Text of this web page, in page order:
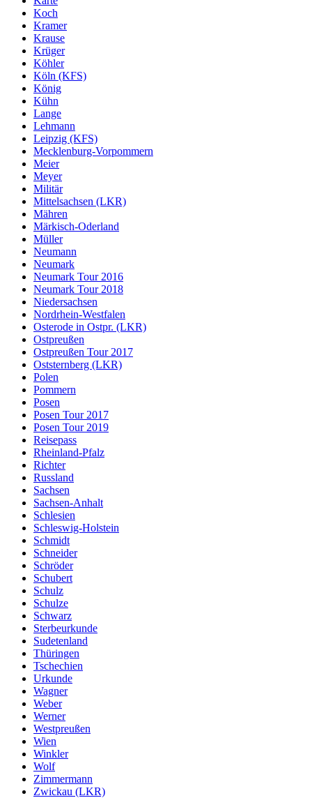
Koch
Kramer
Krause
Krüger
Köhler
Köln (KFS)
König
Kühn
Lange
Lehmann
Leipzig (KFS)
Mecklenburg-Vorpommern
Meier
Meyer
Militär
Mittelsachsen (LKR)
Mähren
Märkisch-Oderland
Müller
Neumann
Neumark
Neumark Tour 2016
Neumark Tour 2018
Niedersachsen
Nordrhein-Westfalen
Osterode in Ostpr. (LKR)
Ostpreußen
Ostpreußen Tour 2017
Oststernberg (LKR)
Polen
Pommern
Posen
Posen Tour 2017
Posen Tour 2019
Reisepass
Rheinland-Pfalz
Richter
Russland
Sachsen
Sachsen-Anhalt
Schlesien
Schleswig-Holstein
Schmidt
Schneider
Schröder
Schubert
Schulz
Schulze
Schwarz
Sterbeurkunde
Sudetenland
Thüringen
Tschechien
Urkunde
Wagner
Weber
Werner
Westpreußen
Wien
Winkler
Wolf
Zimmermann
Zwickau (LKR)